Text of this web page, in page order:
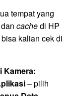
tempat yang
cachedi HP
kalian cek di
Kamera:
– pilih